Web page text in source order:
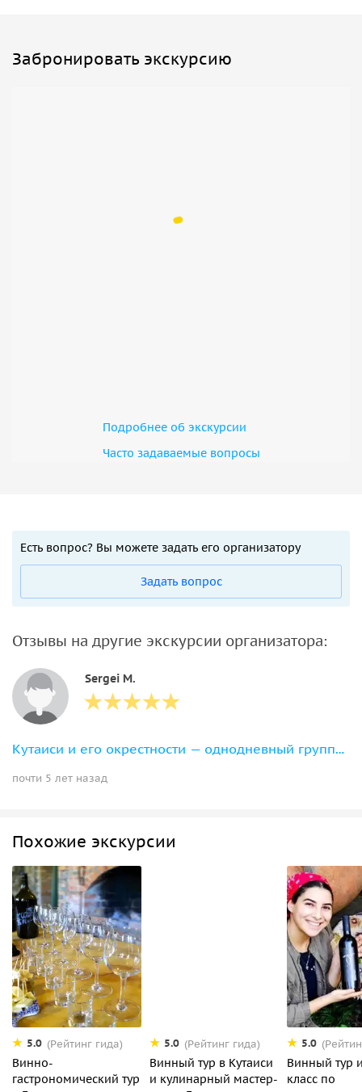
Забронировать экскурсию
Подробнее об экскурсии
Часто задаваемые вопросы
Есть вопрос? Вы можете задать его организатору
Задать вопрос
Отзывы на другие экскурсии организатора:
Sergei M.
Кутаиси и его окрестности — однодневный групповой тур
почти 5 лет назад
Похожие экскурсии
5.0 (Рейтинг гида)
Винно-
гастрономический тур
5.0 (Рейтинг гида)
Винный тур в Кутаиси
и кулинарный мастер-
5.0
Винный тур
класс по